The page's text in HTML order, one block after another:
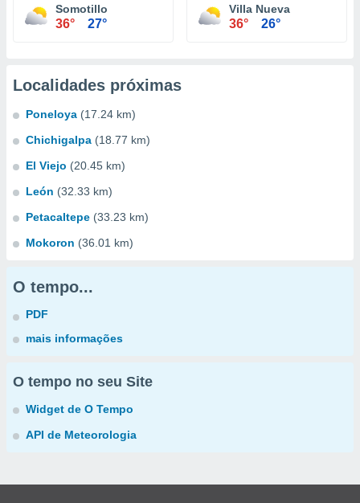
Somotillo
36° 27°
Villa Nueva
36° 26°
Localidades próximas
Poneloya (17.24 km)
Chichigalpa (18.77 km)
El Viejo (20.45 km)
León (32.33 km)
Petacaltepe (33.23 km)
Mokoron (36.01 km)
O tempo...
PDF
mais informações
O tempo no seu Site
Widget de O Tempo
API de Meteorologia